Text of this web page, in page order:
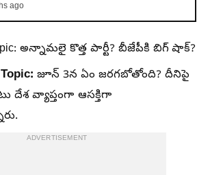
ago
అన్నామలై కొత్త పార్టీ? బీజేపీకి బిగ్ షాక్?
జూన్ 3న ఏం జరగబోతోంది? దీనిపై
వ్యాప్తంగా ఆసక్తిగా
ADVERTISEMENT